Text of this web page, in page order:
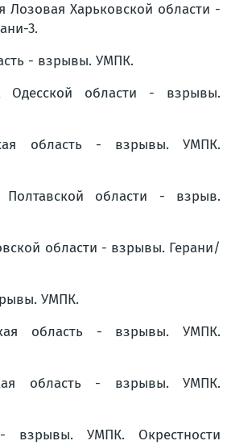
Лозовая Харьковской области -
3.
- взрывы. УМПК.
Одесской области - взрывы.
область - взрывы. УМПК.
области - взрыв.
области - взрывы. Герани/
УМПК.
область - взрывы. УМПК.
область - взрывы. УМПК.
взрывы. УМПК. Окрестности